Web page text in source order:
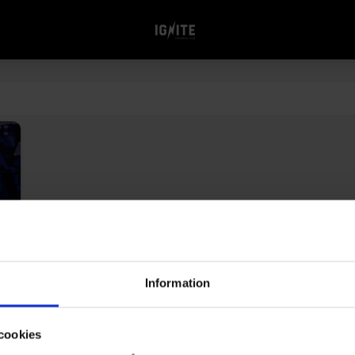
Information